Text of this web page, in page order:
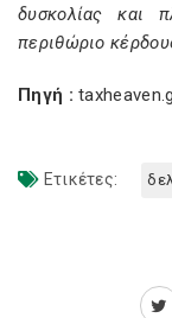
δυσκολίας και
περιθώριο
Πηγή :
Ετικέτες: